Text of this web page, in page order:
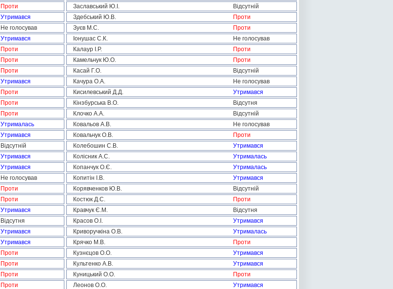
Проти Заславський Ю.І.
Відсутній
Утримався Здебський Ю.В.
Проти
Не голосував Зуєв М.С.
Проти
Утримався Іонушас С.К.
Не голосував
Проти Калаур І.Р.
Проти
Проти Камельчук Ю.О.
Проти
Проти Касай Г.О.
Відсутній
Утримався Качура О.А.
Не голосував
Проти Кисилевський Д.Д.
Утримався
Проти Кінзбурська В.О.
Відсутня
Проти Клочко А.А.
Відсутній
Утрималась Ковальов А.В.
Не голосував
Утримався Ковальчук О.В.
Проти
Відсутній Колебошин С.В.
Утримався
Утримався Колісник А.С.
Утрималась
Утримався Копанчук О.Є.
Утрималась
Не голосував Копитін І.В.
Утримався
Проти Корявченков Ю.В.
Відсутній
Проти Костюк Д.С.
Проти
Утримався Кравчук Є.М.
Відсутня
Відсутня Красов О.І.
Утримався
Утримався Криворучкіна О.В.
Утрималась
Утримався Крячко М.В.
Проти
Проти Кузнєцов О.О.
Утримався
Проти Культенко А.В.
Утримався
Проти Куницький О.О.
Проти
Проти Леонов О.О.
Утримався